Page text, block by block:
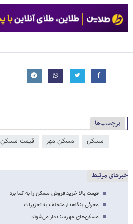
برچسب‌ها
مسکن مسکن مهر قیمت مسکن
خبرهای مرتبط
قیمت بالا خرید فروش مسکن را به کما برد
معرفی بنگاهدار متخلف به تعزیرات
مسکن‌های مهر سنـددار می‌شوند